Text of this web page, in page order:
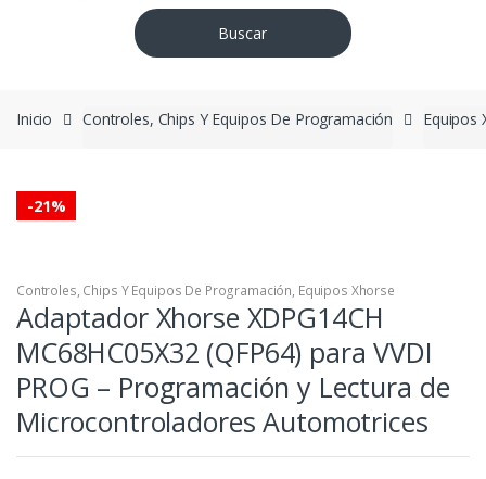
Buscar
Inicio Controles, Chips Y Equipos De Programación Equipos
-21%
Controles, Chips Y Equipos De Programación, Equipos Xhorse
Adaptador Xhorse XDPG14CH
MC68HC05X32 (QFP64) para VVDI
PROG – Programación y Lectura de
Microcontroladores Automotrices